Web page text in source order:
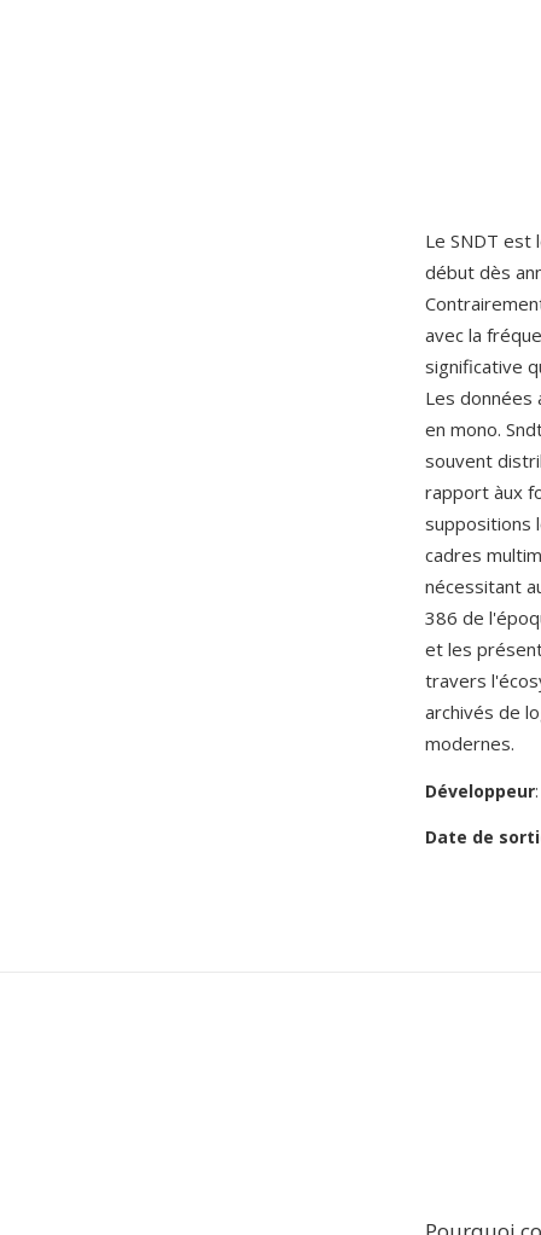
Le SNDT est
début dès
avec la
significative
Les données
en mono.
souvent
rapport àux
suppositions
cadres
nécessitant
386 de
et les
travers
archivés de
modernes.
Développeur:
Date de